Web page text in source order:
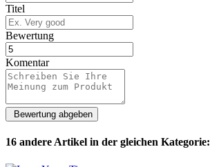
Titel
Bewertung
Komentar
16 andere Artikel in der gleichen Kategorie: